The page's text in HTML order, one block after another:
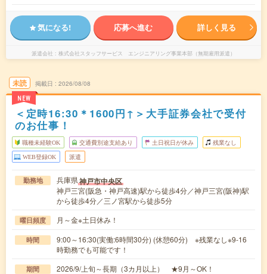
気になる! 応募へ進む 詳しく見る
派遣会社 株式会社スタッフサービス エンジニアリング事業本部（無期雇用派遣）
未読
NEW
掲載日 2026/08/08
＜定時16:30＊1600円↑＞大手証券会社で受付
のお仕事！
職種未経験OK 交通費別途支給あり 土日祝日が休み 残業なし
WEB登録OK 派遣
勤務地 兵庫県神戸市中央区
神戸三宮(阪急・神戸高速)駅から徒歩4分／神戸三宮(阪神)駅
から徒歩4分／三ノ宮駅から徒歩5分
曜日頻度 月～金※土日休み！
時間
9:00～16:30(実働:6時間30分) (休憩60分) ※残業なし※9-16
時勤務でも可能です！
期間 2026/9/上旬～長期（3カ月以上） ★9月～OK！